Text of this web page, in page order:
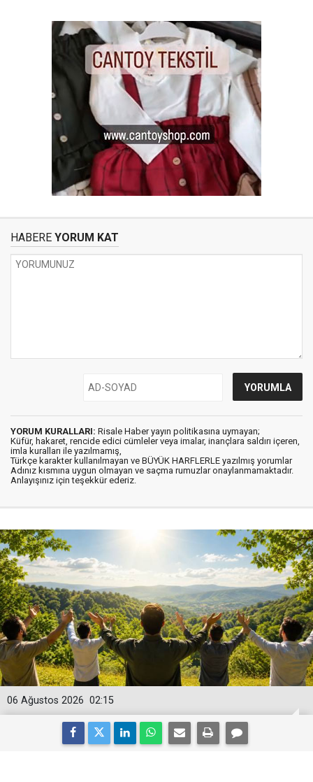
HABERE YORUM KAT
YORUM KURALLARI: Risale Haber yayın politikasına uymayan;
Küfür, hakaret, rencide edici cümleler veya imalar, inançlara saldırı içeren,
imla kuralları ile yazılmamış,
Türkçe karakter kullanılmayan ve BÜYÜK HARFLERLE yazılmış yorumlar
Adınız kısmına uygun olmayan ve saçma rumuzlar onaylanmamaktadır.
Anlayışınız için teşekkür ederiz.
02:15
06 Ağustos 2026